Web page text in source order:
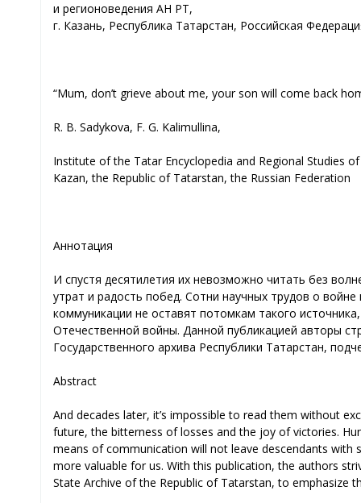
и регионоведения АН РТ,
г. Казань, Республика Татарстан, Российская
“Mum, don’t grieve about me, your son will come back
R. B. Sadykova, F. G. Kalimullina,
Institute of the Tatar Encyclopedia and Regional Studies
Kazan, the Republic of Tatarstan, the Russian Federation
Аннотация
И спустя десятилетия их невозможно читать без
утрат и радость побед. Сотни научных трудов о
коммуникации не оставят потомкам такого
Отечественной войны. Данной публикацией авторы
Государственного архива Республики Татарстан,
Abstract
And decades later, it’s impossible to read them without
future, the bitterness of losses and the joy of victories.
means of communication will not leave descendants
more valuable for us. With this publication, the authors
State Archive of the Republic of Tatarstan, to emphasize